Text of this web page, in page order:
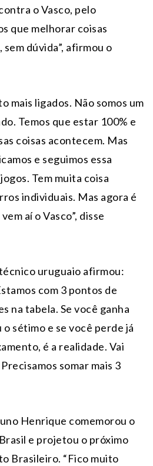
o Vasco, pelo
que melhorar coisas
dúvida”, afirmou o
mais ligados. Não somos um
Temos que estar 100% e
coisas acontecem. Mas
e seguimos essa
Tem muita coisa
individuais. Mas agora é
aí o Vasco”, disse
uruguaio afirmou:
com 3 pontos de
na tabela. Se você ganha
o sétimo e se você perde já
é a realidade. Vai
somar mais 3
Henrique comemorou o
e projetou o próximo
Brasileiro. “Fico muito